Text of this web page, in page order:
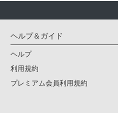
ヘルプ＆ガイド
ヘルプ
利用規約
プレミアム会員利用規約